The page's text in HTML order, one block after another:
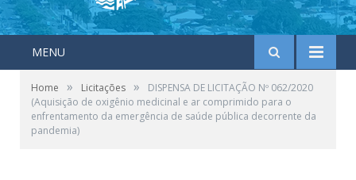
MENU
Home » Licitações »
DISPENSA DE LICITAÇÃO Nº 062/2020
(Aquisição de oxigênio medicinal e ar comprimido para o
enfrentamento da emergência de saúde pública decorrente da
pandemia)